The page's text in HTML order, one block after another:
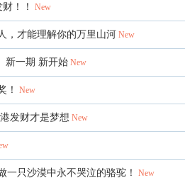
！！ New
，才能理解你的万里山河 New
新一期 新开始 New
！ New
发财才是梦想 New
一只沙漠中永不哭泣的骆驼！ New